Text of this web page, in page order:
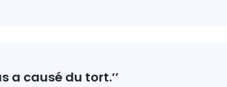
a causé du tort.’’